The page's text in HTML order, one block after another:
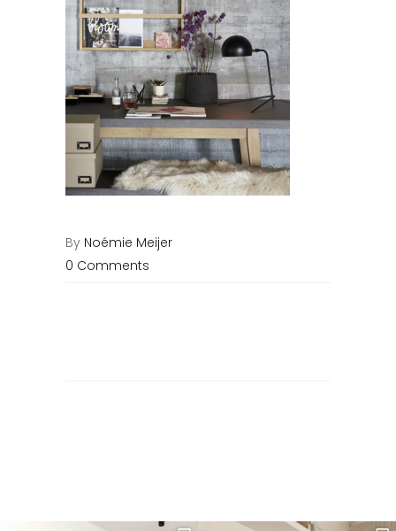
By Noémie Meijer
0 Comments